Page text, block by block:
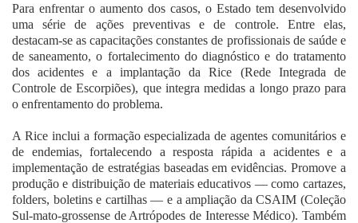
Para enfrentar o aumento dos casos, o Estado tem desenvolvido
uma série de ações preventivas e de controle. Entre elas,
destacam-se as capacitações constantes de profissionais de saúde e
de saneamento, o fortalecimento do diagnóstico e do tratamento
dos acidentes e a implantação da Rice (Rede Integrada de
Controle de Escorpiões), que integra medidas a longo prazo para
o enfrentamento do problema.
A Rice inclui a formação especializada de agentes comunitários e
de endemias, fortalecendo a resposta rápida a acidentes e a
implementação de estratégias baseadas em evidências. Promove a
produção e distribuição de materiais educativos — como cartazes,
folders, boletins e cartilhas — e a ampliação da CSAIM (Coleção
Sul-mato-grossense de Artrópodes de Interesse Médico). Também